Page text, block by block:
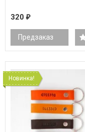
320 ₽
Предзаказ
Новинка!